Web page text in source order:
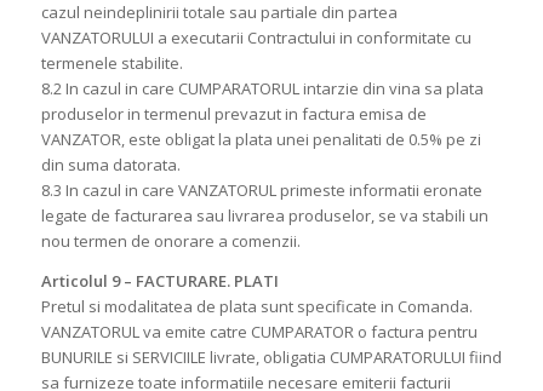
cazul neindeplinirii totale sau partiale din partea
VANZATORULUI a executarii Contractului in conformitate cu
termenele stabilite.
8.2 In cazul in care CUMPARATORUL intarzie din vina sa plata
produselor in termenul prevazut in factura emisa de
VANZATOR, este obligat la plata unei penalitati de 0.5% pe zi
din suma datorata.
8.3 In cazul in care VANZATORUL primeste informatii eronate
legate de facturarea sau livrarea produselor, se va stabili un
nou termen de onorare a comenzii.
Articolul 9 – FACTURARE. PLATI
Pretul si modalitatea de plata sunt specificate in Comanda.
VANZATORUL va emite catre CUMPARATOR o factura pentru
BUNURILE si SERVICIILE livrate, obligatia CUMPARATORULUI fiind
sa furnizeze toate informatiile necesare emiterii facturii